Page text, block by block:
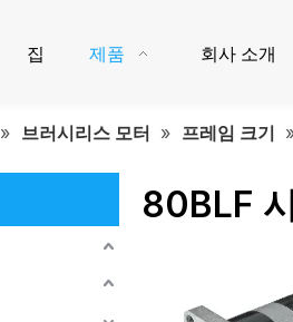
집 제품 회사 소개
» 브러시리스 모터 » 프레임 크기
80BLF